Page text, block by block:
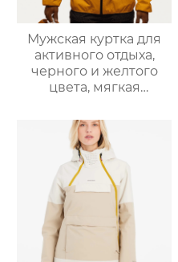
Мужская куртка для
активного отдыха,
черного и желтого
цвета, мягкая